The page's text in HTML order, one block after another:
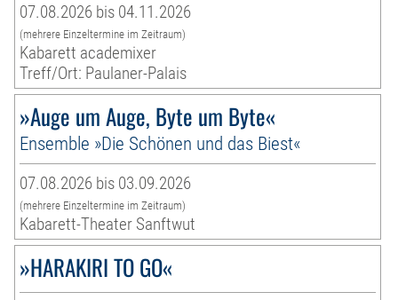
07.08.2026 bis 04.11.2026
(mehrere Einzeltermine im Zeitraum)
Kabarett academixer
Treff/Ort: Paulaner-Palais
»Auge um Auge, Byte um Byte«
Ensemble »Die Schönen und das Biest«
07.08.2026 bis 03.09.2026
(mehrere Einzeltermine im Zeitraum)
Kabarett-Theater Sanftwut
»HARAKIRI TO GO«